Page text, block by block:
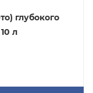
глубокого
л